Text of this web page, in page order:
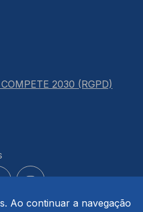
Ao continuar a navegação
2030 (RGPD)